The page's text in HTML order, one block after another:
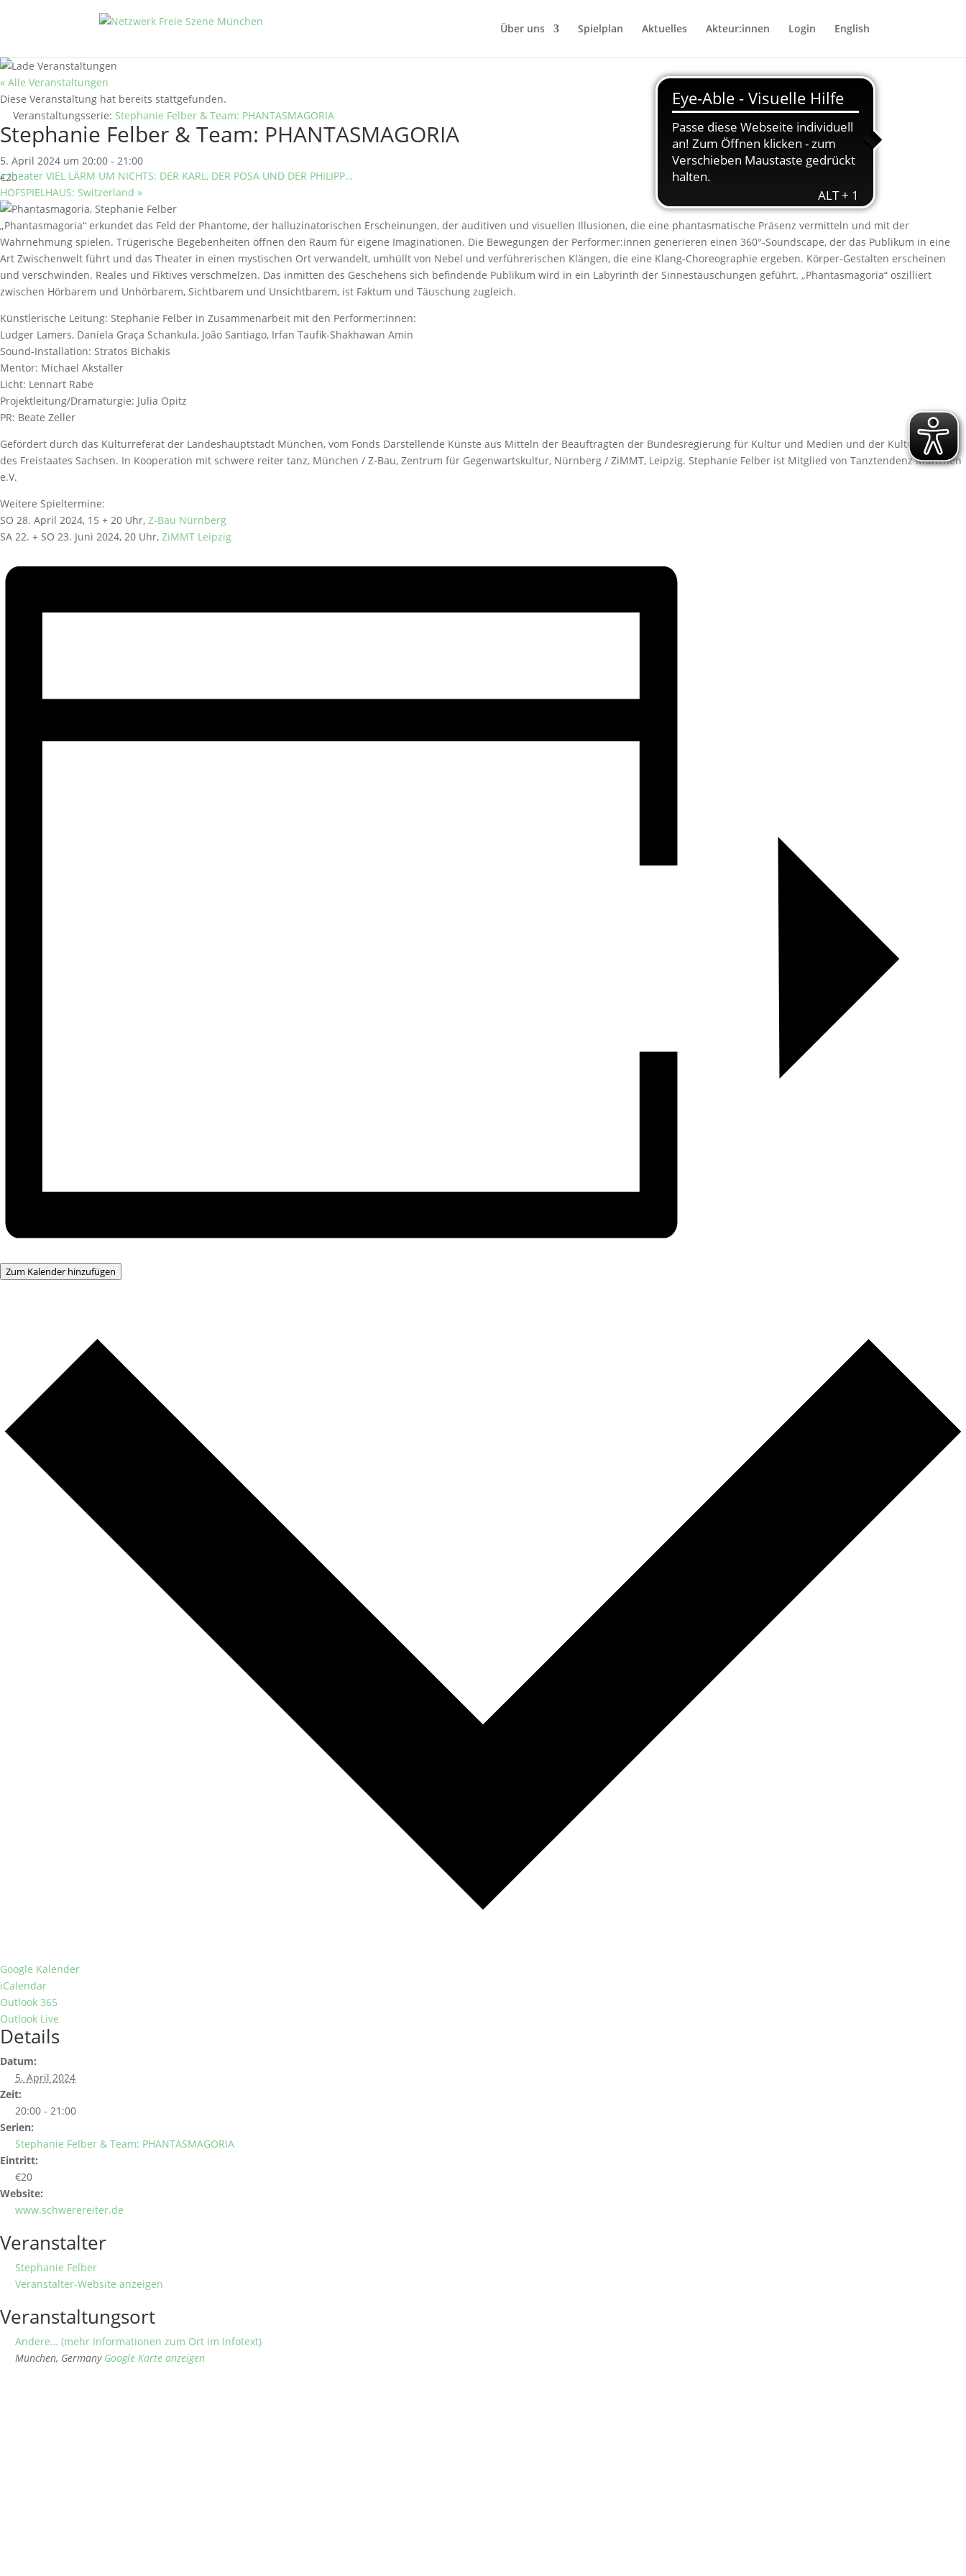
Über uns Spielplan Aktuelles Akteur:innen Login English
« Alle Veranstaltungen
Diese Veranstaltung hat bereits stattgefunden.
Veranstaltungsserie: Stephanie Felber & Team: PHANTASMAGORIA
Stephanie Felber & Team: PHANTASMAGORIA
5. April 2024 um 20:00 - 21:00
€20
«theater VIEL LÄRM UM NICHTS: DER KARL, DER POSA UND DER PHILIPP…
HOFSPIELHAUS: Switzerland »
„Phantasmagoria“ erkundet das Feld der Phantome, der halluzinatorischen Erscheinungen, der auditiven und visuellen Illusionen, die eine phantasmatische Präsenz vermitteln und mit der
Wahrnehmung spielen. Trügerische Begebenheiten öffnen den Raum für eigene Imaginationen. Die Bewegungen der Performer:innen generieren einen 360°-Soundscape, der das Publikum in eine
Art Zwischenwelt führt und das Theater in einen mystischen Ort verwandelt, umhüllt von Nebel und verführerischen Klängen, die eine Klang-Choreographie ergeben. Körper-Gestalten erscheinen
und verschwinden. Reales und Fiktives verschmelzen. Das inmitten des Geschehens sich befindende Publikum wird in ein Labyrinth der Sinnestäuschungen geführt. „Phantasmagoria“ oszilliert
zwischen Hörbarem und Unhörbarem, Sichtbarem und Unsichtbarem, ist Faktum und Täuschung zugleich.
Künstlerische Leitung: Stephanie Felber in Zusammenarbeit mit den Performer:innen:
Ludger Lamers, Daniela Graça Schankula, João Santiago, Irfan Taufik-Shakhawan Amin
Sound-Installation: Stratos Bichakis
Mentor: Michael Akstaller
Licht: Lennart Rabe
Projektleitung/Dramaturgie: Julia Opitz
PR: Beate Zeller
Gefördert durch das Kulturreferat der Landeshauptstadt München, vom Fonds Darstellende Künste aus Mitteln der Beauftragten der Bundesregierung für Kultur und Medien und der Kulturstiftung
des Freistaates Sachsen. In Kooperation mit schwere reiter tanz, München / Z-Bau, Zentrum für Gegenwartskultur, Nürnberg / ZiMMT, Leipzig. Stephanie Felber ist Mitglied von Tanztendenz München
e.V.
Weitere Spieltermine:
SO 28. April 2024, 15 + 20 Uhr, Z-Bau Nürnberg
SA 22. + SO 23. Juni 2024, 20 Uhr, ZiMMT Leipzig
Zum Kalender hinzufügen
Google Kalender
iCalendar
Outlook 365
Outlook Live
Details
Datum:
5. April 2024
Zeit:
20:00 - 21:00
Serien:
Stephanie Felber & Team: PHANTASMAGORIA
Eintritt:
€20
Website:
www.schwerereiter.de
Veranstalter
Stephanie Felber
Veranstalter-Website anzeigen
Veranstaltungsort
Andere… (mehr Informationen zum Ort im Infotext)
München, Germany Google Karte anzeigen